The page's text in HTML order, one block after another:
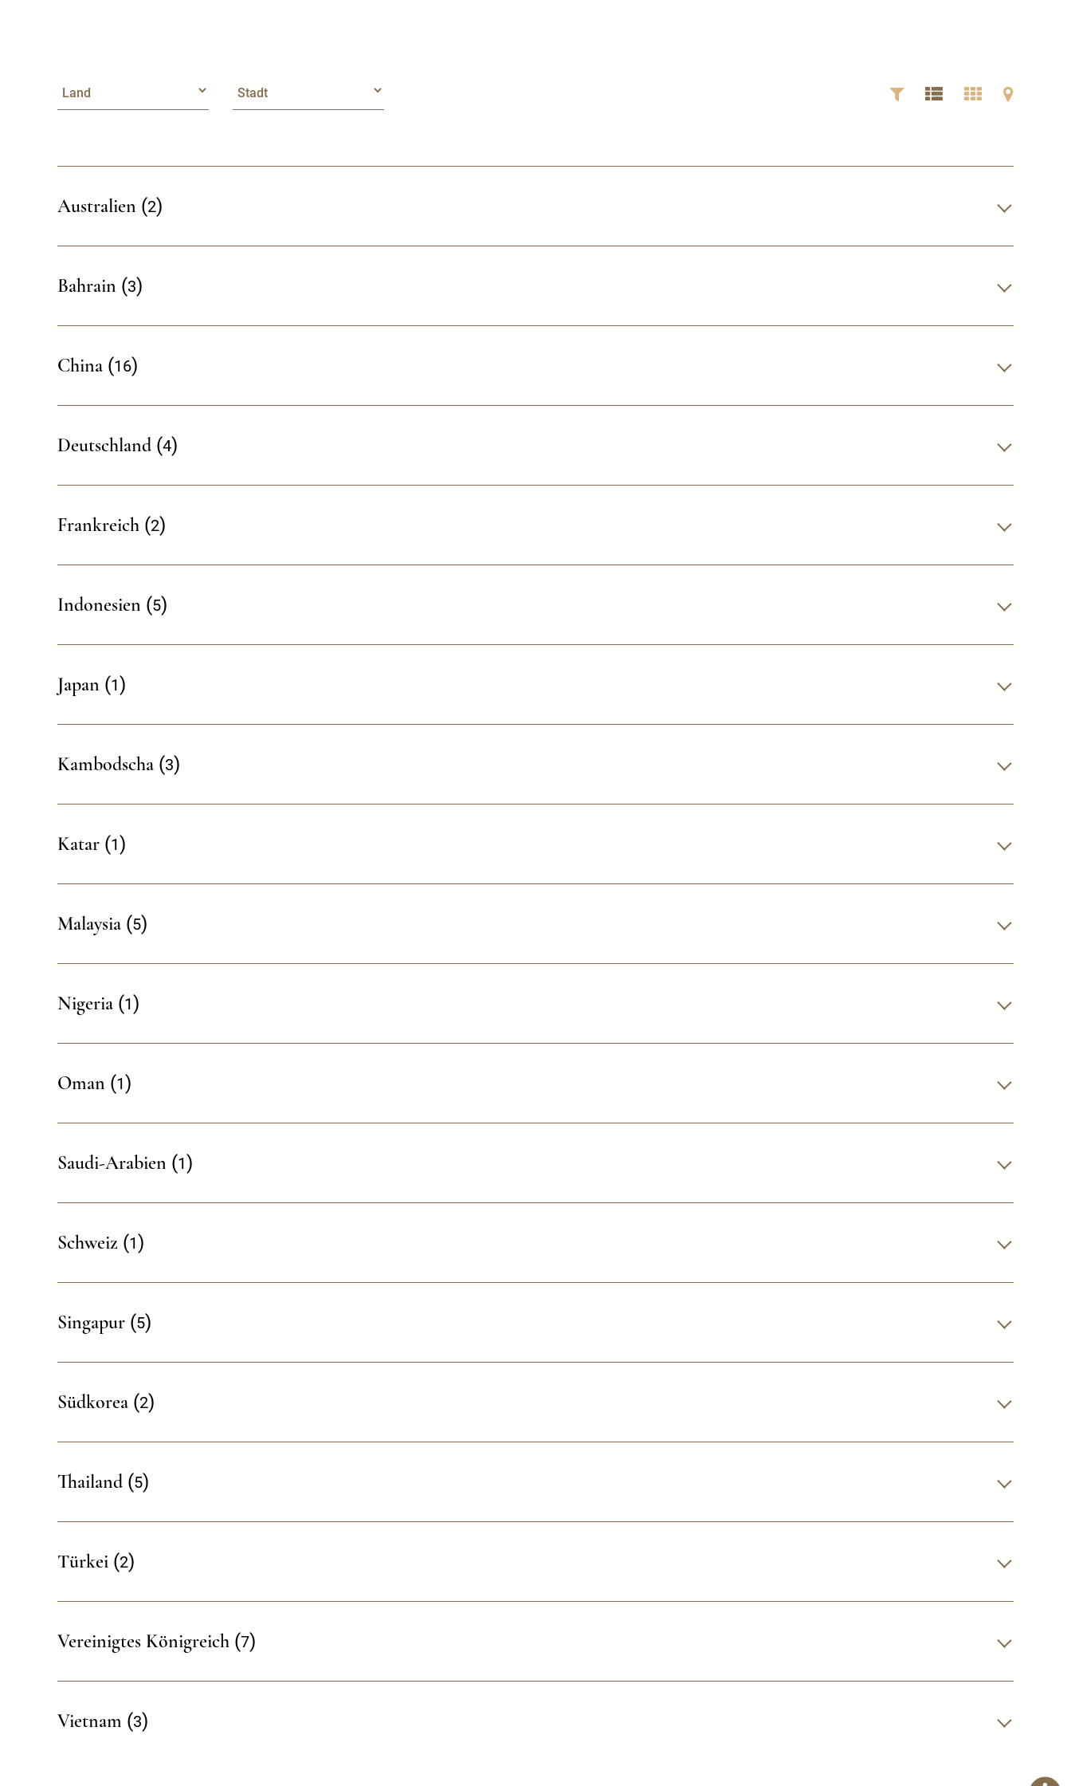
Australien 2
Bahrain 3
China 16
Deutschland 4
Frankreich 2
Indonesien 5
Japan 1
Kambodscha 3
Katar 1
Malaysia 5
Nigeria 1
Oman 1
Saudi-Arabien 1
Schweiz 1
Singapur 5
Südkorea 2
Thailand 5
Türkei 2
Vereinigtes Königreich 7
Vietnam 3